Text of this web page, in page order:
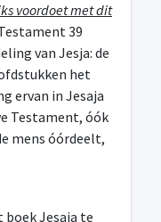
voordoet met dit
39
van Jesja: de
het
ervan in Jesaja
Testament, óók
mens óórdeelt,
Jesaja te